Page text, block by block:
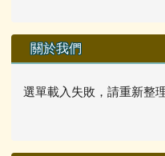
關於我們
選單載入失敗，請重新整理